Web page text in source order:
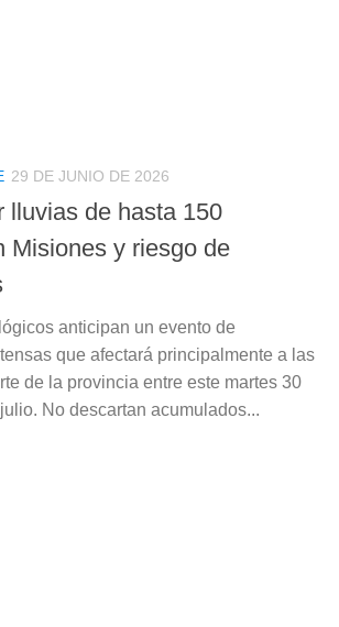
29 DE JUNIO DE 2026
lluvias de hasta 150
Misiones y riesgo de
anticipan un evento de
que afectará principalmente a las
de la provincia entre este martes 30
No descartan acumulados...